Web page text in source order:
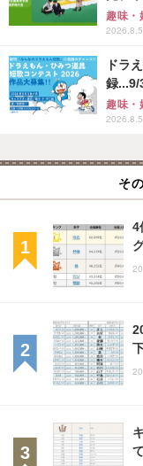
趣味・
ドラ
録...9/
趣味・
そ
4